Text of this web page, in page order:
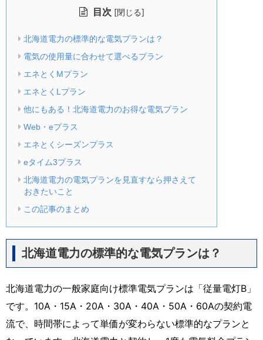
目次 [閉じる]
北海道電力の標準的な電気プランは？
電気の使用量に合わせて選べるプラン
エネとくMプラン
エネとくLプラン
他にもある！北海道電力のお得な電気プラン
Web・eプラス
エネとくシーズンプラス
eタイム3プラス
北海道電力の電気プランを見直すなら押さえて
おきたいこと
この記事のまとめ
北海道電力の標準的な電気プランは？
北海道電力の一般家庭向け標準電気プランは「従量電灯B」
です。10A・15A・20A・30A・40A・50A・60Aの契約電
流で、時間帯によって単価が変わらない標準的なプランと